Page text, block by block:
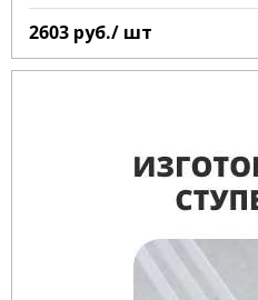
2603 руб./ шт